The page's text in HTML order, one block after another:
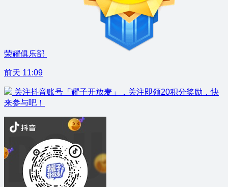
荣耀俱乐部
前天 11:09
关注抖音账号「耀子开放麦」，关注即领20积分奖励，快
来参与吧！